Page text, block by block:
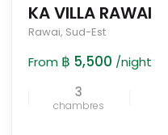
KA VILLA RAWAI
Rawai, Sud-Est
From ฿ 5,500 /night
3
chambres